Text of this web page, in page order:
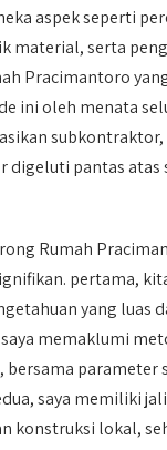
aspek seperti
material, serta
Pracimantoro
ini oleh menata
subkontraktor,
digeluti pantas atas
Rumah
pertama,
yang luas
memaklumi
bersama parameter
saya memiliki
konstruksi lokal,